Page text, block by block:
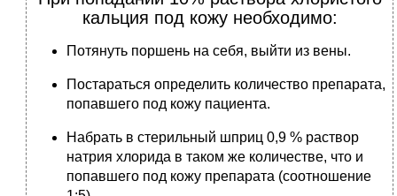
кальция под кожу необходимо:
Потянуть поршень на себя, выйти из вены.
Постараться определить количество препарата,
попавшего под кожу пациента.
Набрать в стерильный шприц 0,9 % раствор
натрия хлорида в таком же количестве, что и
попавшего под кожу препарата (соотношение